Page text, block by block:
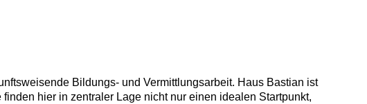
Bildungs- und Vermittlungsarbeit. Haus Bastian ist
hier in zentraler Lage nicht nur einen idealen Startpunkt,